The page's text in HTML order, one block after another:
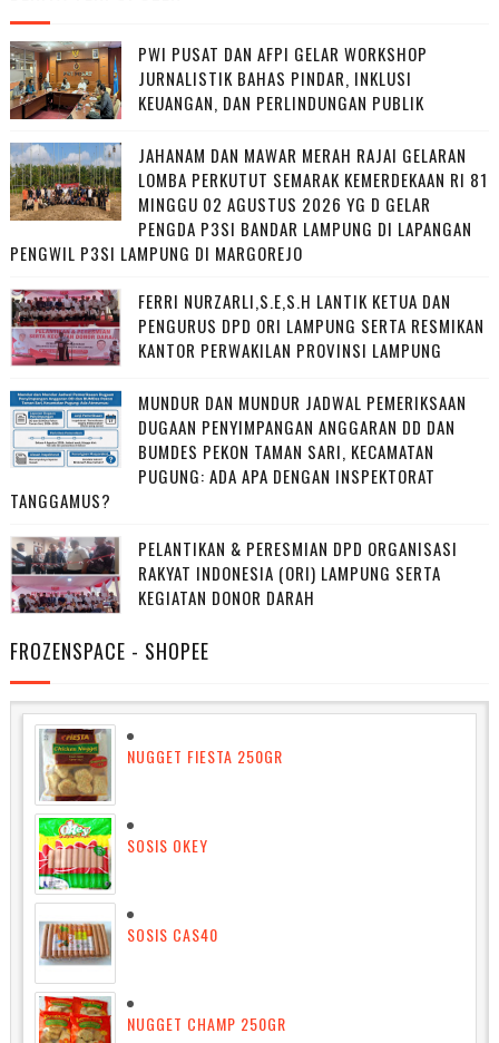
PWI PUSAT DAN AFPI GELAR WORKSHOP
JURNALISTIK BAHAS PINDAR, INKLUSI
KEUANGAN, DAN PERLINDUNGAN PUBLIK
JAHANAM DAN MAWAR MERAH RAJAI GELARAN
LOMBA PERKUTUT SEMARAK KEMERDEKAAN RI 81
MINGGU 02 AGUSTUS 2026 YG D GELAR
PENGDA P3SI BANDAR LAMPUNG DI LAPANGAN
PENGWIL P3SI LAMPUNG DI MARGOREJO
FERRI NURZARLI,S.E,S.H LANTIK KETUA DAN
PENGURUS DPD ORI LAMPUNG SERTA RESMIKAN
KANTOR PERWAKILAN PROVINSI LAMPUNG
MUNDUR DAN MUNDUR JADWAL PEMERIKSAAN
DUGAAN PENYIMPANGAN ANGGARAN DD DAN
BUMDES PEKON TAMAN SARI, KECAMATAN
PUGUNG: ADA APA DENGAN INSPEKTORAT
TANGGAMUS?
PELANTIKAN & PERESMIAN DPD ORGANISASI
RAKYAT INDONESIA (ORI) LAMPUNG SERTA
KEGIATAN DONOR DARAH
FROZENSPACE - SHOPEE
NUGGET FIESTA 250GR
SOSIS OKEY
SOSIS CAS40
NUGGET CHAMP 250GR